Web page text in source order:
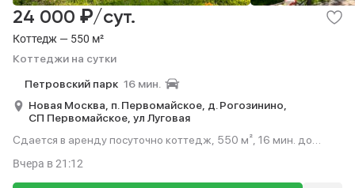
Коттедж — 550 м²
Коттеджи на сутки
24 000 ₽/сут.
Петровский парк 16 мин.
Новая Москва, п. Первомайское, д. Рогозинино,
СП Первомайское, ул Луговая
Сдается в аренду посуточно коттедж, 550 м², 16 мин. до
Вчера в 21:12